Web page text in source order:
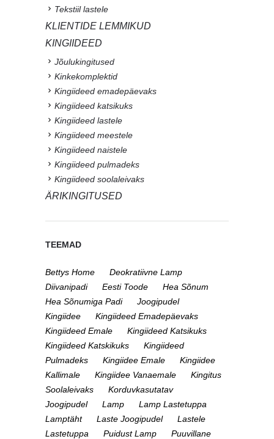
Tekstiil lastele
KLIENTIDE LEMMIKUD
KINGIIDEED
Jõulukingitused
Kinkekomplektid
Kingiideed emadepäevaks
Kingiideed katsikuks
Kingiideed lastele
Kingiideed meestele
Kingiideed naistele
Kingiideed pulmadeks
Kingiideed soolaleivaks
ÄRIKINGITUSED
TEEMAD
Bettys Home
Deokratiivne Lamp
Diivanipadi
Eesti Toode
Hea Sõnum
Hea Sõnumiga Padi
Joogipudel
Kingiidee
Kingiideed Emadepäevaks
Kingiideed Emale
Kingiideed Katsikuks
Kingiideed Katskikuks
Kingiideed
Pulmadeks
Kingiidee Emale
Kingiidee
Kallimale
Kingiidee Vanaemale
Kingitus
Soolaleivaks
Korduvkasutatav
Joogipudel
Lamp
Lamp Lastetuppa
Lamptäht
Laste Joogipudel
Lastele
Lastetuppa
Puidust Lamp
Puuvillane